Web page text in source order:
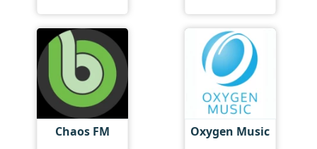
Chaos FM Oxygen Music